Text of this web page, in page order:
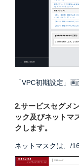
「VPC初期設定」
2.サービスセグメ
ック及びネットマ
クします。
ネットマスクは、/